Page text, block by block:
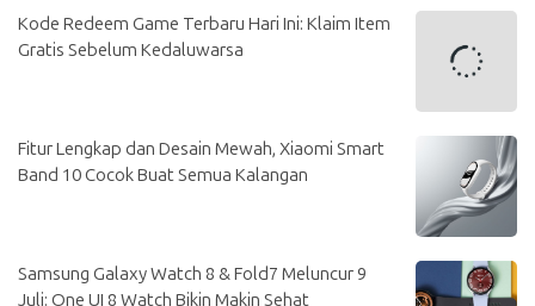
Kode Redeem Game Terbaru Hari Ini: Klaim Item
Gratis Sebelum Kedaluwarsa
Fitur Lengkap dan Desain Mewah, Xiaomi Smart
Band 10 Cocok Buat Semua Kalangan
Samsung Galaxy Watch 8 & Fold7 Meluncur 9
Juli: One UI 8 Watch Bikin Makin Sehat